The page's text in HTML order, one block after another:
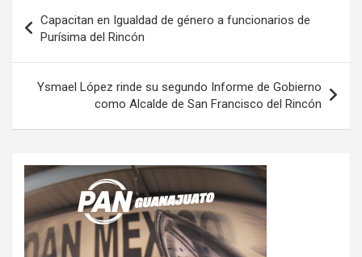
de
entradas
Capacitan en Igualdad de género a funcionarios de
Purísima del Rincón
Ysmael López rinde su segundo Informe de Gobierno
como Alcalde de San Francisco del Rincón